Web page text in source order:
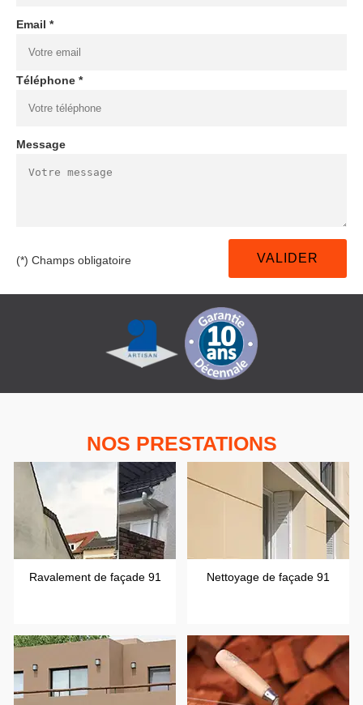
Email *
Téléphone *
Message
(*) Champs obligatoire
NOS PRESTATIONS
Ravalement de façade 91 Nettoyage de façade 91